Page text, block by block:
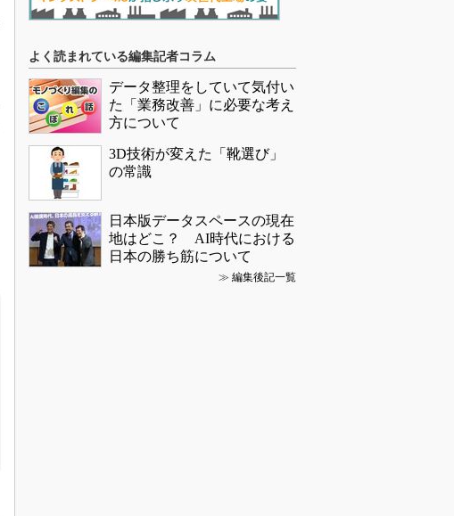
よく読まれている編集記者コラム
データ整理をしていて気付い
た「業務改善」に必要な考え
方について
3D技術が変えた「靴選び」
の常識
日本版データスペースの現在
地はどこ？ AI時代における
日本の勝ち筋について
≫ 編集後記一覧